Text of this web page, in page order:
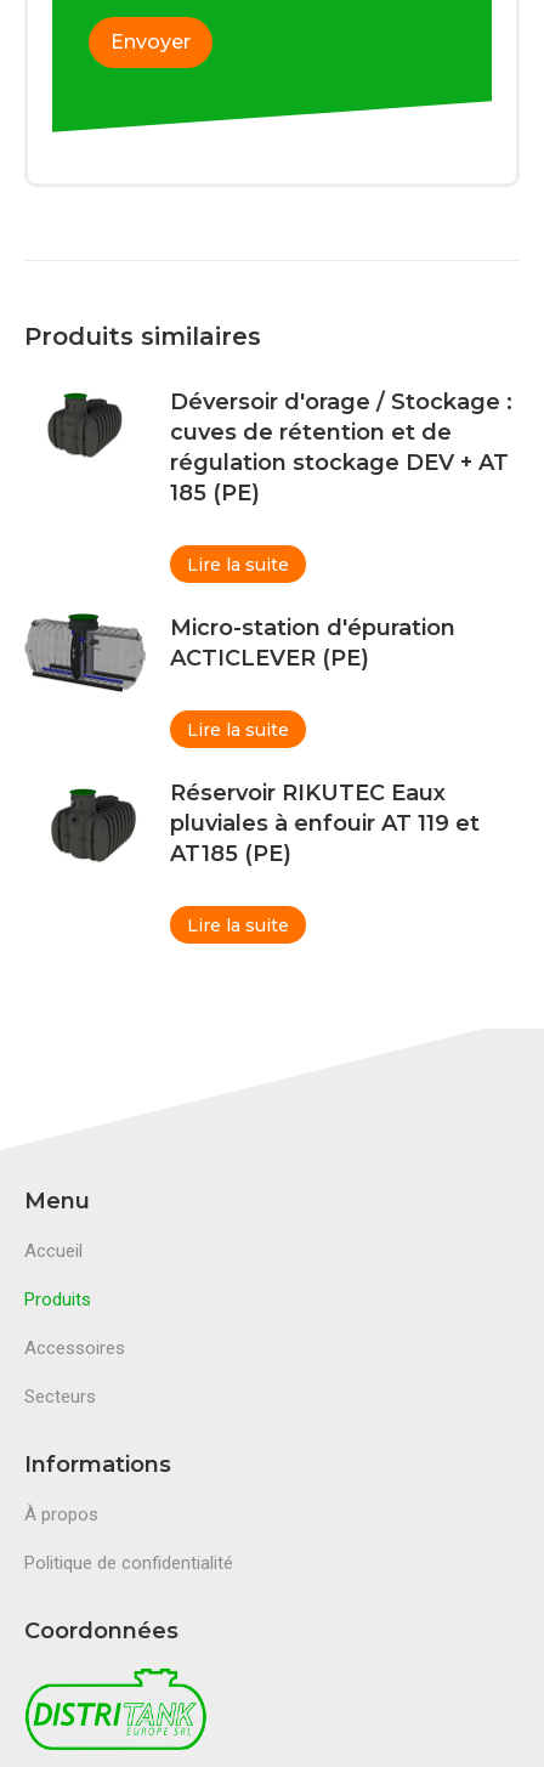
Produits similaires
Déversoir d'orage / Stockage :
cuves de rétention et de
régulation stockage DEV + AT
185 (PE)
Lire la suite
Micro-station d'épuration
ACTICLEVER (PE)
Lire la suite
Réservoir RIKUTEC Eaux
pluviales à enfouir AT 119 et
AT185 (PE)
Lire la suite
Menu
Accueil
Produits
Accessoires
Secteurs
Informations
À propos
Politique de confidentialité
Coordonnées